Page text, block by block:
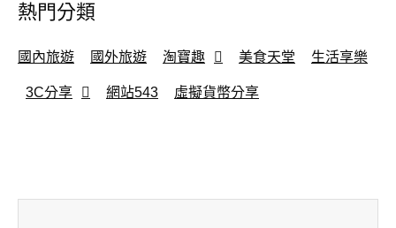
熱門分類
國內旅遊 國外旅遊 淘寶趣 美食天堂 生活享樂
3C分享 網站543 虛擬貨幣分享